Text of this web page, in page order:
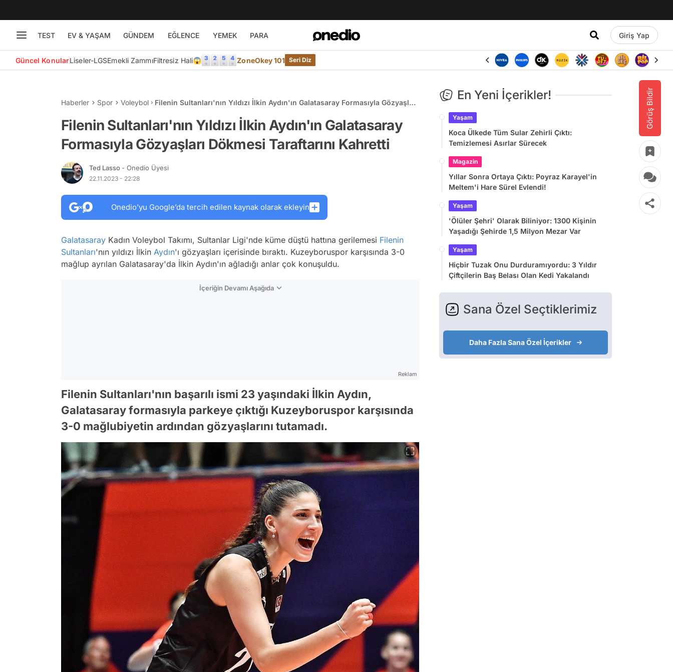
TEST EV & YAŞAM GÜNDEM EĞLENCE YEMEK PARA Giriş Yap
Güncel KonularLiseler-LGSEmekli ZammıFiltresiz Hali😱 ZoneOkey 101 Seri Diz
Görüş Bildir
Haberler Spor Voleybol
Filenin Sultanları'nın Yıldızı İlkin Aydın'ın Galatasaray Formasıyla Gözyaşları
Filenin Sultanları'nın Yıldızı İlkin Aydın'ın Galatasaray
Formasıyla Gözyaşları Dökmesi Taraftarını Kahretti
Ted Lasso - Onedio Üyesi
22.11.2023 - 22:28
Onedio’yu Google’da tercih edilen kaynak olarak ekleyin
Galatasaray Kadın Voleybol Takımı, Sultanlar Ligi'nde küme düştü hattına gerilemesi Filenin
Sultanları'nın yıldızı İlkin Aydın'ı gözyaşları içerisinde bıraktı. Kuzeyboruspor karşısında 3-0
mağlup ayrılan Galatasaray'da İlkin Aydın'ın ağladığı anlar çok konuşuldu.
İçeriğin Devamı Aşağıda
Reklam
Filenin Sultanları'nın başarılı ismi 23 yaşındaki İlkin Aydın,
Galatasaray formasıyla parkeye çıktığı Kuzeyboruspor karşısında
3-0 mağlubiyetin ardından gözyaşlarını tutamadı.
En Yeni İçerikler!
Yaşam
Koca Ülkede Tüm Sular Zehirli Çıktı:
Temizlemesi Asırlar Sürecek
Magazin
Yıllar Sonra Ortaya Çıktı: Poyraz Karayel'in
Meltem'i Hare Sürel Evlendi!
Yaşam
'Ölüler Şehri' Olarak Biliniyor: 1300 Kişinin
Yaşadığı Şehirde 1,5 Milyon Mezar Var
Yaşam
Hiçbir Tuzak Onu Durduramıyordu: 3 Yıldır
Çiftçilerin Baş Belası Olan Kedi Yakalandı
Sana Özel Seçtiklerimiz
Daha Fazla Sana Özel İçerikler